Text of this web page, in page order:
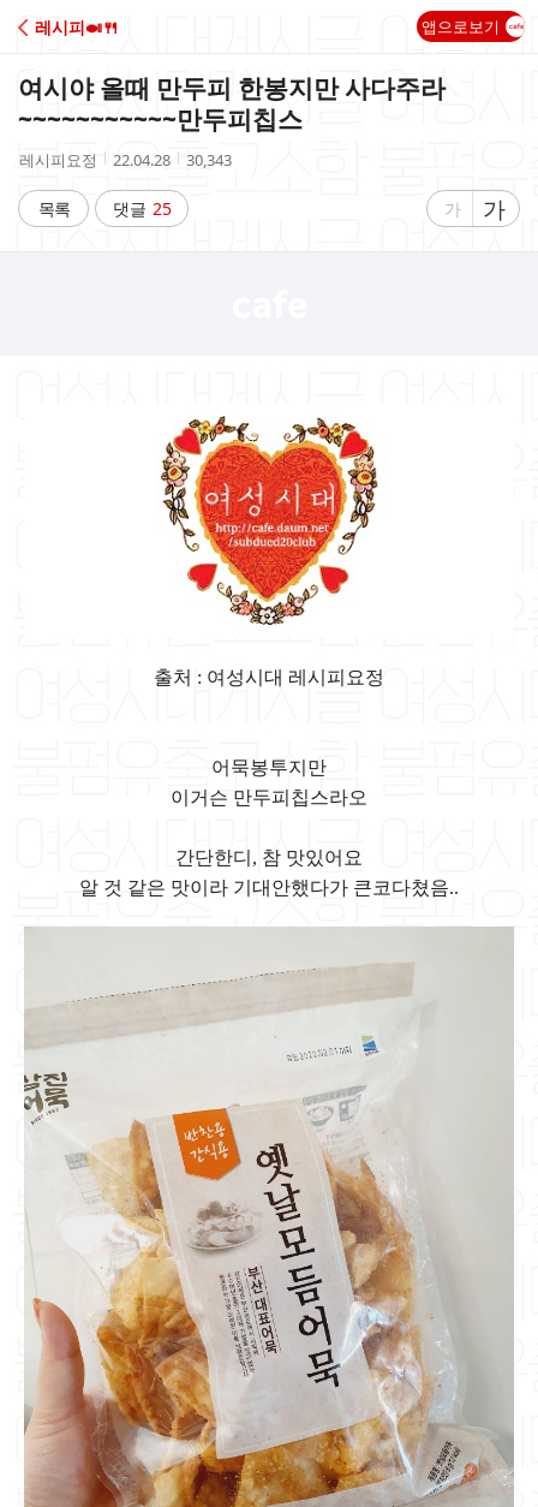
C
A
레시피🍛🍴 앱으로보기
여시야 올때 만두피 한봉지만 사다주라
~~~~~~~~~~~만두피칩스
작
자
레시피요정
작
시
간
22.04.28
조
수
30,343
목록 댓글 25
글
가
글
자
가
출처 : 여성시대 레시피요정
어묵봉투지만
이거슨 만두피칩스라오
간단한디, 참 맛있어요
알 것 같은 맛이라 기대안했다가 큰코다쳤음..